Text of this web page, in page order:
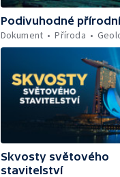
Podivuhodné
Dokument
Příroda
Skvosty světového
stavitelství